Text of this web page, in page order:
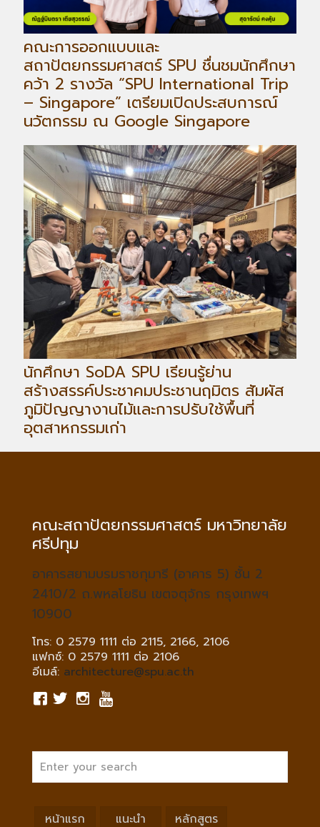
คณะการออกแบบและ
สถาปัตยกรรมศาสตร์ SPU ชื่นชมนักศึกษา
คว้า 2 รางวัล “SPU International Trip
– Singapore” เตรียมเปิดประสบการณ์
นวัตกรรม ณ Google Singapore
นักศึกษา SoDA SPU เรียนรู้ย่าน
สร้างสรรค์ประชาคมประชานฤมิตร สัมผัส
ภูมิปัญญางานไม้และการปรับใช้พื้นที่
อุตสาหกรรมเก่า
คณะสถาปัตยกรรมศาสตร์ มหาวิทยาลัย
ศรีปทุม
อาคารสยามบรมราชกุมารี (อาคาร 5) ชั้น 2
2410/2 ถ.พหลโยธิน เขตจตุจักร กรุงเทพฯ
10900
โทร: 0 2579 1111 ต่อ 2115, 2166, 2106
แฟกซ์: 0 2579 1111 ต่อ 2106
อีเมล์: architecture@spu.ac.th
หน้าแรก
แนะนำ
หลักสูตร